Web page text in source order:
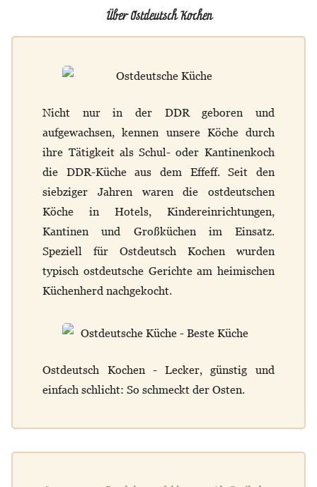
Über Ostdeutsch Kochen
Nicht nur in der DDR geboren und
aufgewachsen, kennen unsere Köche durch
ihre Tätigkeit als Schul- oder Kantinenkoch
die DDR-Küche aus dem Effeff. Seit den
siebziger Jahren waren die ostdeutschen
Köche in Hotels, Kindereinrichtungen,
Kantinen und Großküchen im Einsatz.
Speziell für Ostdeutsch Kochen wurden
typisch ostdeutsche Gerichte am heimischen
Küchenherd nachgekocht.
Ostdeutsch Kochen - Lecker, günstig und
einfach schlicht: So schmeckt der Osten.